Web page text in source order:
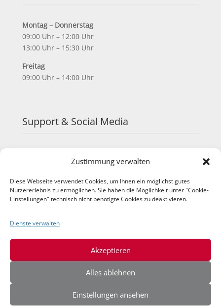
Zustimmung verwalten
Diese Webseite verwendet Cookies, um Ihnen ein möglichst gutes
Nutzererlebnis zu ermöglichen. Sie haben die Möglichkeit unter "Cookie-
Einstellungen" technisch nicht benötigte Cookies zu deaktivieren.
Dienste verwalten
Akzeptieren
Alles ablehnen
Einstellungen ansehen
Montag – Donnerstag
09:00 Uhr – 12:00 Uhr
13:00 Uhr – 15:30 Uhr
Freitag
09:00 Uhr – 14:00 Uhr
Support & Social Media
TeamViewer
YouTube
Instagram